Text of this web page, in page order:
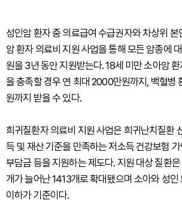
성인암 환자 중 의료급여 수급권자와 차상위
암 환자 의료비 지원 사업을 통해 모든 암종에
원을 3년 동안 지원받는다. 18세 미만 소아암
을 충족할 경우 연 최대 2000만원까지, 백혈병
원까지 받을 수 있다.
희귀질환자 의료비 지원 사업은 희귀난치질환
득 및 재산 기준을 만족하는 저소득 건강보험
부담금 등을 지원하는 제도다. 지원 대상 질환
개가 늘어난 1413개로 확대됐으며 소아와 성
이하가 기준이다.